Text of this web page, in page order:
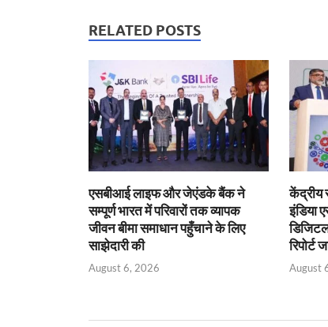
s
p
p
b
o
k
er
ie
n
dl
y
dI
RELATED POSTS
एसबीआई लाइफ और जेएंडके बैंक ने
सम्पूर्ण भारत में परिवारों तक व्यापक
जीवन बीमा समाधान पहुँचाने के लिए
साझेदारी की
August 6, 2026
केंद्रीय
इंडिया
रिपोर्ट
August